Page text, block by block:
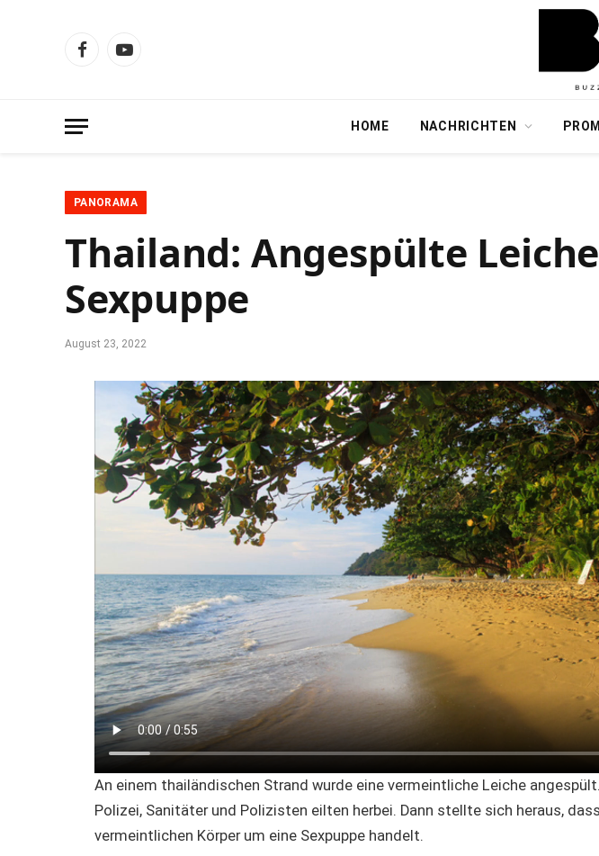
FacebookYouTube
HOME NACHRICHTEN
PANORAMA
Thailand: Angespülte
Sexpuppe
August 23, 2022
An einem thailändischen Strand wurde eine vermeintliche Leiche
Polizei, Sanitäter und Polizisten eilten herbei. Dann stellte sich heraus,
vermeintlichen Körper um eine Sexpuppe handelt.